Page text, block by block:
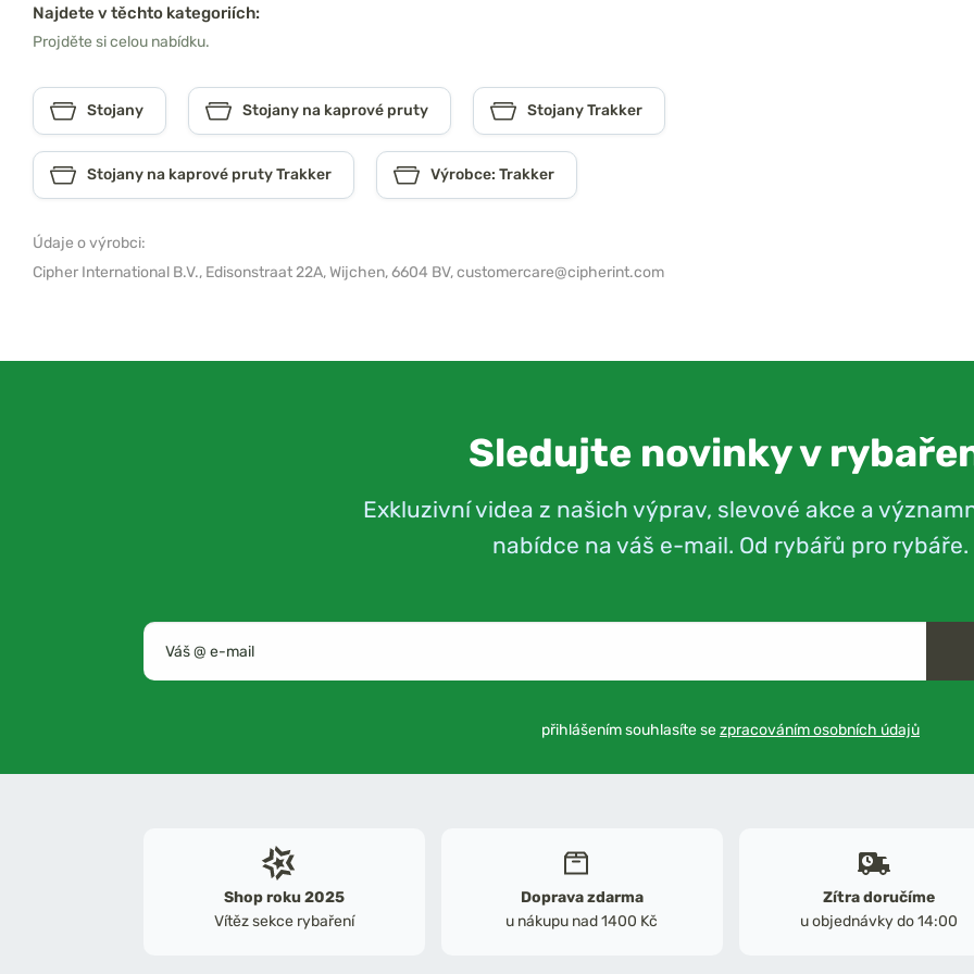
Najdete v těchto kategoriích:
Projděte si celou nabídku.
Stojany Stojany na kaprové pruty Stojany Trakker
Stojany na kaprové pruty Trakker Výrobce: Trakker
Údaje o výrobci:
Cipher International B.V., Edisonstraat 22A, Wijchen, 6604 BV,customercare@cipherint.com
Sledujte novinky v
Exkluzivní videa z našich výprav, slevové akce a
nabídce na váš e-mail. Od rybářů pro rybáře.
přihlášením souhlasíte sezpracováním osobních údajů
Shop roku 2025
Vítěz sekce rybaření
Doprava zdarma
u nákupu nad 1400 Kč
Zítra doručíme
u objednávky do 14:00